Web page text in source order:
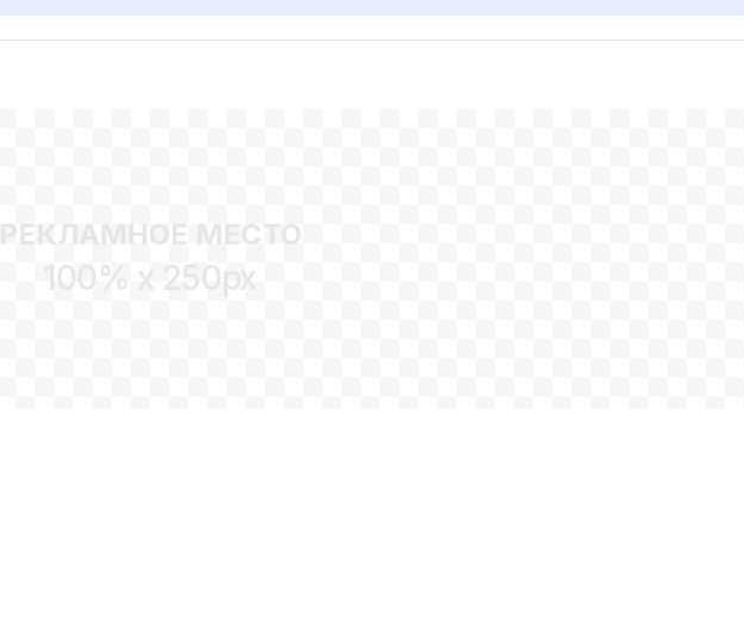
РЕКЛАМНОЕ МЕСТО
100% x 250px